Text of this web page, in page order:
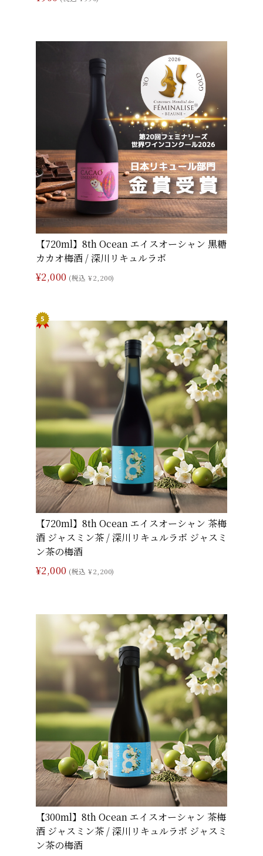
【720ml】8th Ocean エイスオーシャン 黒糖
カカオ梅酒 / 深川リキュルラボ
¥2,000 (税込 ¥2,200)
【720ml】8th Ocean エイスオーシャン 茶梅
酒 ジャスミン茶 / 深川リキュルラボ ジャスミ
ン茶の梅酒
¥2,000 (税込 ¥2,200)
【300ml】8th Ocean エイスオーシャン 茶梅
酒 ジャスミン茶 / 深川リキュルラボ ジャスミ
ン茶の梅酒